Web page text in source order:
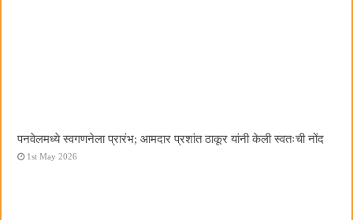
पनवेलमध्ये स्वगणनेला प्रारंभ; आमदार प्रशांत ठाकूर यांनी केली स्वतःची नोंद
1st May 2026